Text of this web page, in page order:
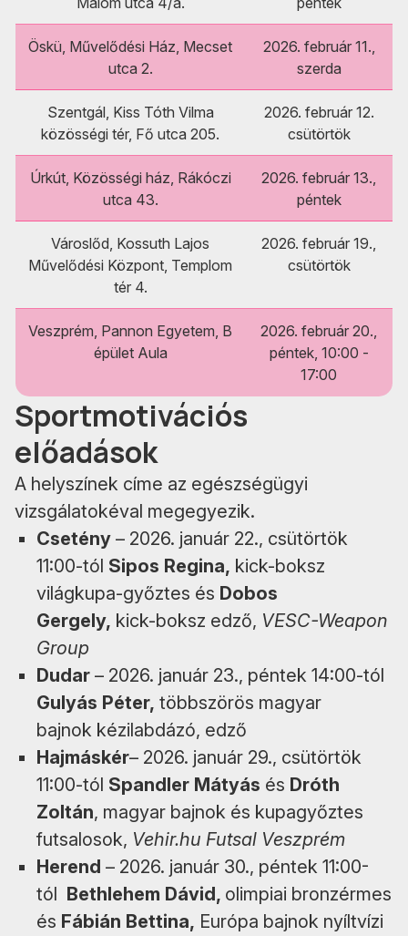
Öskü, Művelődési Ház, Mecset
utca 2.
2026. február 11.,
szerda
Szentgál, Kiss Tóth Vilma
közösségi tér, Fő utca 205.
2026. február 12.
csütörtök
Úrkút, Közösségi ház, Rákóczi
utca 43.
2026. február 13.,
péntek
Városlőd, Kossuth Lajos
Művelődési Központ, Templom
tér 4.
2026. február 19.,
csütörtök
Veszprém, Pannon Egyetem, B
épület Aula
2026. február 20.,
péntek, 10:00 -
17:00
Sportmotivációs
előadások
A helyszínek címe az egészségügyi
vizsgálatokéval megegyezik.
Csetény – 2026. január 22., csütörtök
11:00-tól Sipos Regina, kick-boksz
világkupa-győztes és Dobos
Gergely, kick-boksz edző, VESC-Weapon
Group
Dudar – 2026. január 23., péntek 14:00-tól
Gulyás Péter, többszörös magyar
bajnok kézilabdázó, edző
Hajmáskér– 2026. január 29., csütörtök
11:00-tól Spandler Mátyás és Dróth
Zoltán, magyar bajnok és kupagyőztes
futsalosok, Vehir.hu Futsal Veszprém
Herend – 2026. január 30., péntek 11:00-
tól Bethlehem Dávid, olimpiai bronzérmes
és Fábián Bettina, Európa bajnok nyíltvízi